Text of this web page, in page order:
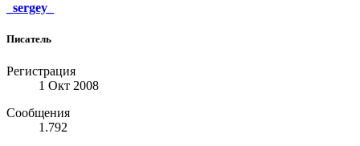
_sergey_
Писатель
Регистрация
1 Окт 2008
Сообщения
1.792